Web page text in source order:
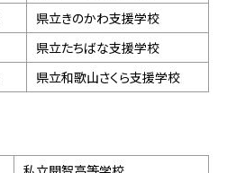
県立きのかわ支援学校
県立たちばな支援学校
県立和歌山さくら支援学校